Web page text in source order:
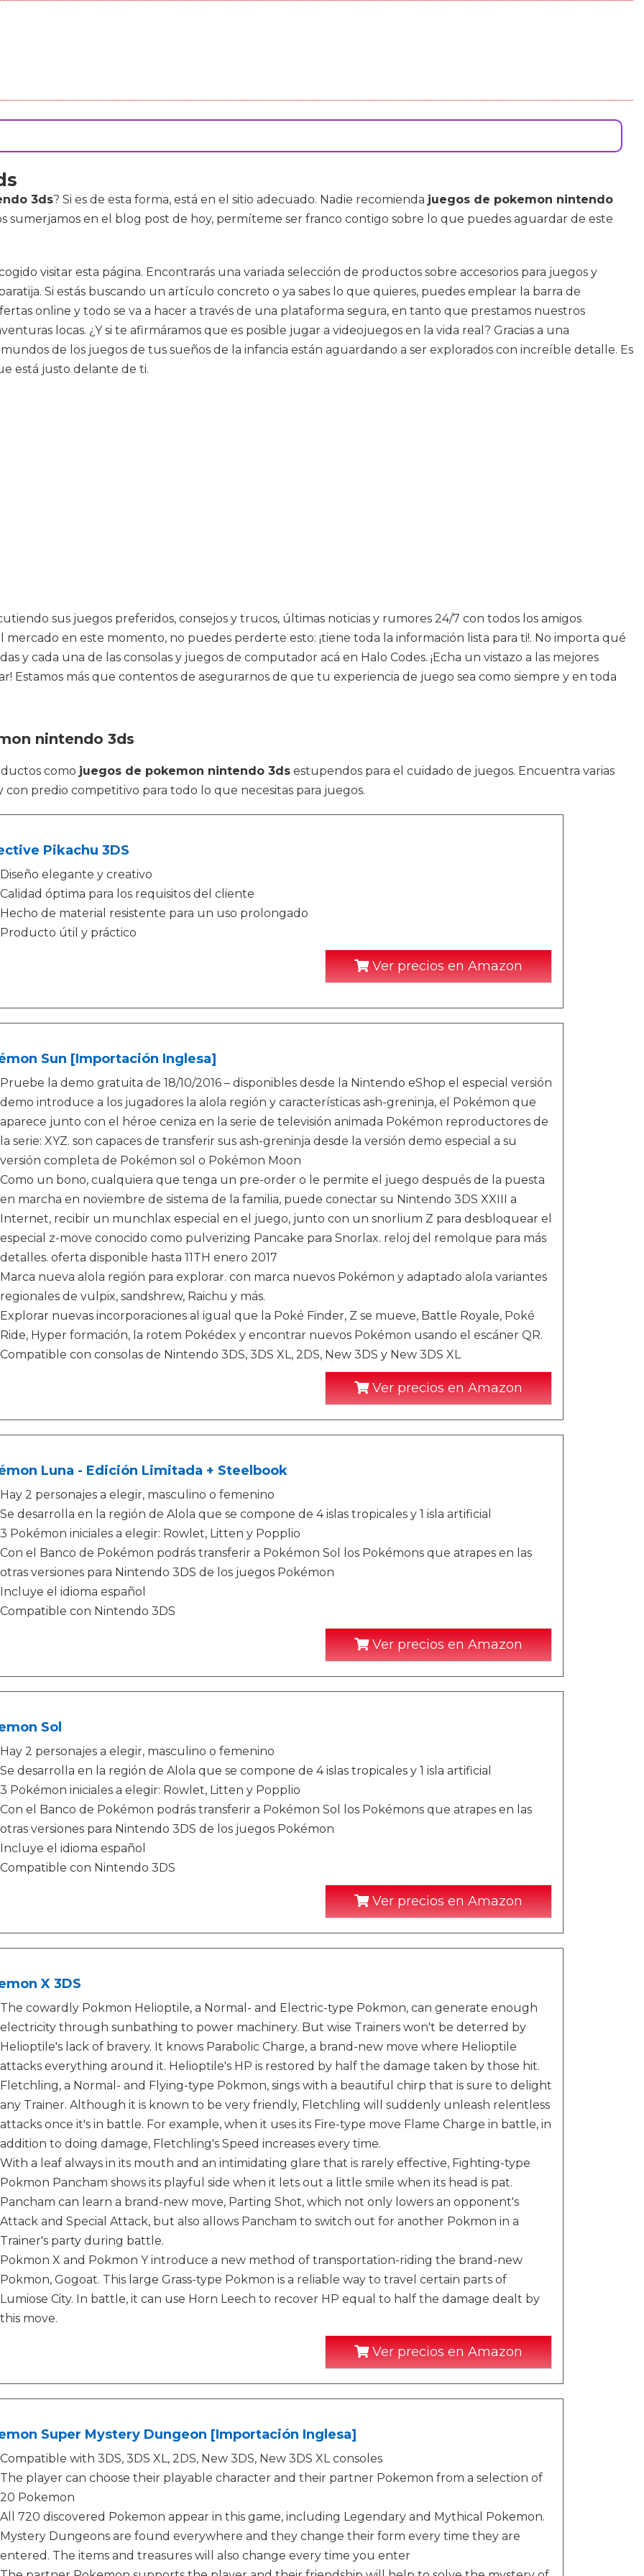
3ds? Si es de esta forma, está en el sitio adecuado. Nadie recomienda juegos de pokemon nintendo
en el blog post de hoy, permíteme ser franco contigo sobre lo que puedes aguardar de este
visitar esta página. Encontrarás una variada selección de productos sobre accesorios para juegos y
Si estás buscando un artículo concreto o ya sabes lo que quieres, puedes emplear la barra de
online y todo se va a hacer a través de una plataforma segura, en tanto que prestamos nuestros
locas. ¿Y si te afirmáramos que es posible jugar a videojuegos en la vida real? Gracias a una
de los juegos de tus sueños de la infancia están aguardando a ser explorados con increíble detalle. Es
está justo delante de ti.
sus juegos preferidos, consejos y trucos, últimas noticias y rumores 24/7 con todos los amigos
mercado en este momento, no puedes perderte esto: ¡tiene toda la información lista para ti!. No importa qué
y cada una de las consolas y juegos de computador acá en Halo Codes. ¡Echa un vistazo a las mejores
Estamos más que contentos de asegurarnos de que tu experiencia de juego sea como siempre y en toda
nintendo 3ds
como juegos de pokemon nintendo 3ds estupendos para el cuidado de juegos. Encuentra varias
predio competitivo para todo lo que necesitas para juegos.
Pikachu 3DS
Diseño elegante y creativo
Calidad óptima para los requisitos del cliente
Hecho de material resistente para un uso prolongado
Producto útil y práctico
Ver precios en Amazon
Sun [Importación Inglesa]
Pruebe la demo gratuita de 18/10/2016 – disponibles desde la Nintendo eShop el especial versión
demo introduce a los jugadores la alola región y características ash-greninja, el Pokémon que
aparece junto con el héroe ceniza en la serie de televisión animada Pokémon reproductores de
la serie: XYZ. son capaces de transferir sus ash-greninja desde la versión demo especial a su
versión completa de Pokémon sol o Pokémon Moon
Como un bono, cualquiera que tenga un pre-order o le permite el juego después de la puesta
en marcha en noviembre de sistema de la familia, puede conectar su Nintendo 3DS XXIII a
Internet, recibir un munchlax especial en el juego, junto con un snorlium Z para desbloquear el
especial z-move conocido como pulverizing Pancake para Snorlax. reloj del remolque para más
detalles. oferta disponible hasta 11TH enero 2017
Marca nueva alola región para explorar. con marca nuevos Pokémon y adaptado alola variantes
regionales de vulpix, sandshrew, Raichu y más.
Explorar nuevas incorporaciones al igual que la Poké Finder, Z se mueve, Battle Royale, Poké
Ride, Hyper formación, la rotem Pokédex y encontrar nuevos Pokémon usando el escáner QR.
Compatible con consolas de Nintendo 3DS, 3DS XL, 2DS, New 3DS y New 3DS XL
Ver precios en Amazon
Luna - Edición Limitada + Steelbook
Hay 2 personajes a elegir, masculino o femenino
Se desarrolla en la región de Alola que se compone de 4 islas tropicales y 1 isla artificial
3 Pokémon iniciales a elegir: Rowlet, Litten y Popplio
Con el Banco de Pokémon podrás transferir a Pokémon Sol los Pokémons que atrapes en las
otras versiones para Nintendo 3DS de los juegos Pokémon
Incluye el idioma español
Compatible con Nintendo 3DS
Ver precios en Amazon
Sol
Hay 2 personajes a elegir, masculino o femenino
Se desarrolla en la región de Alola que se compone de 4 islas tropicales y 1 isla artificial
3 Pokémon iniciales a elegir: Rowlet, Litten y Popplio
Con el Banco de Pokémon podrás transferir a Pokémon Sol los Pokémons que atrapes en las
otras versiones para Nintendo 3DS de los juegos Pokémon
Incluye el idioma español
Compatible con Nintendo 3DS
Ver precios en Amazon
X 3DS
The cowardly Pokmon Helioptile, a Normal- and Electric-type Pokmon, can generate enough
electricity through sunbathing to power machinery. But wise Trainers won't be deterred by
Helioptile's lack of bravery. It knows Parabolic Charge, a brand-new move where Helioptile
attacks everything around it. Helioptile's HP is restored by half the damage taken by those hit.
Fletchling, a Normal- and Flying-type Pokmon, sings with a beautiful chirp that is sure to delight
any Trainer. Although it is known to be very friendly, Fletchling will suddenly unleash relentless
attacks once it's in battle. For example, when it uses its Fire-type move Flame Charge in battle, in
addition to doing damage, Fletchling's Speed increases every time.
With a leaf always in its mouth and an intimidating glare that is rarely effective, Fighting-type
Pokmon Pancham shows its playful side when it lets out a little smile when its head is pat.
Pancham can learn a brand-new move, Parting Shot, which not only lowers an opponent's
Attack and Special Attack, but also allows Pancham to switch out for another Pokmon in a
Trainer's party during battle.
Pokmon X and Pokmon Y introduce a new method of transportation-riding the brand-new
Pokmon, Gogoat. This large Grass-type Pokmon is a reliable way to travel certain parts of
Lumiose City. In battle, it can use Horn Leech to recover HP equal to half the damage dealt by
this move.
Ver precios en Amazon
Super Mystery Dungeon [Importación Inglesa]
Compatible with 3DS, 3DS XL, 2DS, New 3DS, New 3DS XL consoles
The player can choose their playable character and their partner Pokemon from a selection of
20 Pokemon
All 720 discovered Pokemon appear in this game, including Legendary and Mythical Pokemon.
Mystery Dungeons are found everywhere and they change their form every time they are
entered. The items and treasures will also change every time you enter